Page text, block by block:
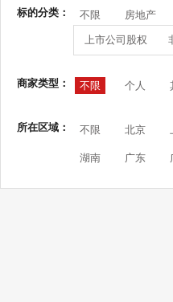
标的分类： 不限 房地产
上市公司股权
商家类型： 不限 个人
所在区域： 不限 北京
湖南 广东